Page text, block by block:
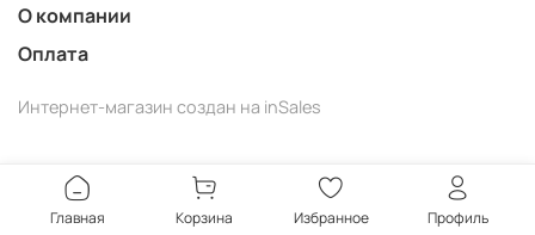
О компании
Оплата
Интернет-магазин создан на inSales
Главная Корзина Избранное Профиль